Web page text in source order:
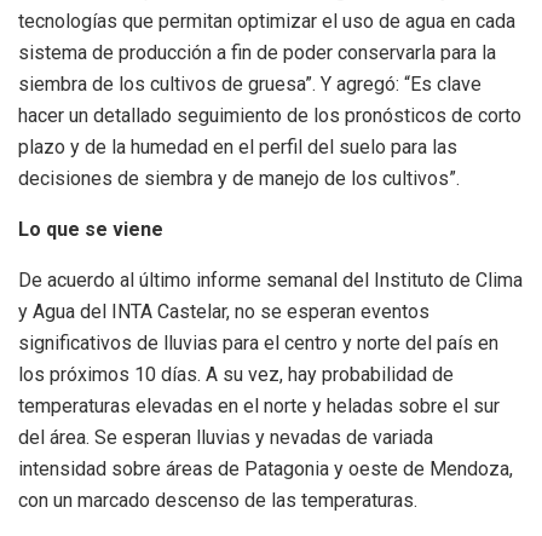
tecnologías que permitan optimizar el uso de agua en cada
sistema de producción a fin de poder conservarla para la
siembra de los cultivos de gruesa”. Y agregó: “Es clave
hacer un detallado seguimiento de los pronósticos de corto
plazo y de la humedad en el perfil del suelo para las
decisiones de siembra y de manejo de los cultivos”.
Lo que se viene
De acuerdo al último informe semanal del Instituto de Clima
y Agua del INTA Castelar, no se esperan eventos
significativos de lluvias para el centro y norte del país en
los próximos 10 días. A su vez, hay probabilidad de
temperaturas elevadas en el norte y heladas sobre el sur
del área. Se esperan lluvias y nevadas de variada
intensidad sobre áreas de Patagonia y oeste de Mendoza,
con un marcado descenso de las temperaturas.